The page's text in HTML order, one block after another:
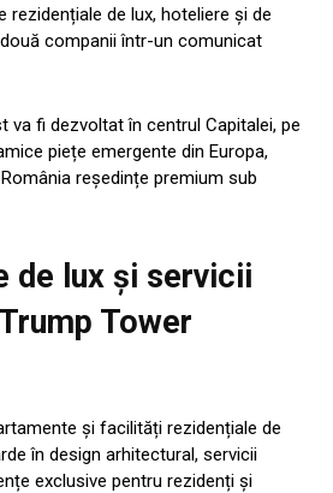
de lux, hoteliere și de
companii într-un comunicat
va fi dezvoltat în centrul Capitalei, pe
piețe emergente din Europa,
reședințe premium sub
de lux și servicii
Tower
și facilități rezidențiale de
în design arhitectural, servicii
exclusive pentru rezidenți și